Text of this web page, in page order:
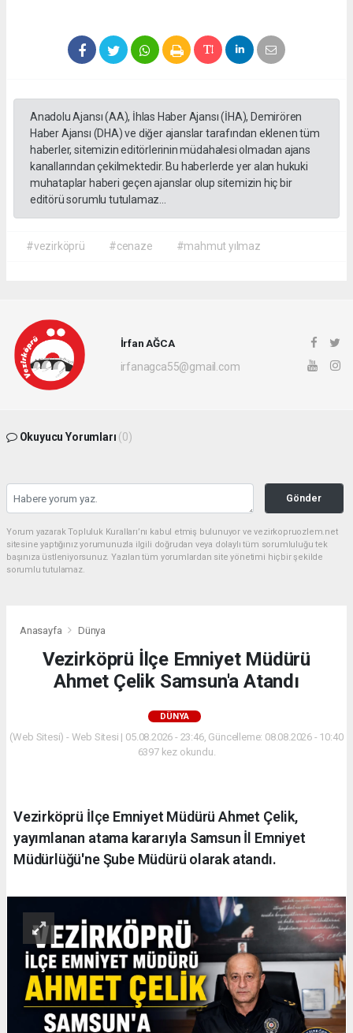
Anadolu Ajansı (AA), İhlas Haber Ajansı (İHA), Demirören
Haber Ajansı (DHA) ve diğer ajanslar tarafından eklenen tüm
haberler, sitemizin editörlerinin müdahalesi olmadan ajans
kanallarından çekilmektedir. Bu haberlerde yer alan hukuki
muhataplar haberi geçen ajanslar olup sitemizin hiç bir
editörü sorumlu tutulamaz...
#vezirköprü #cenaze #mahmut yılmaz
İrfan AĞCA
irfanagca55@gmail.com
Okuyucu Yorumları (0)
Gönder
Yorum yazarak Topluluk Kuralları’nı kabul etmiş bulunuyor ve vezirkopruozlem.net
sitesine yaptığınız yorumunuzla ilgili doğrudan veya dolaylı tüm sorumluluğu tek
başınıza üstleniyorsunuz. Yazılan tüm yorumlardan site yönetimi hiçbir şekilde
sorumlu tutulamaz.
Anasayfa Dünya
Vezirköprü İlçe Emniyet Müdürü
Ahmet Çelik Samsun'a Atandı
DÜNYA
(Web Sitesi) - Web Sitesi | 05.08.2026 - 23:46, Güncelleme: 08.08.2026 - 10:40
6397 kez okundu.
Vezirköprü İlçe Emniyet Müdürü Ahmet Çelik,
yayımlanan atama kararıyla Samsun İl Emniyet
Müdürlüğü'ne Şube Müdürü olarak atandı.